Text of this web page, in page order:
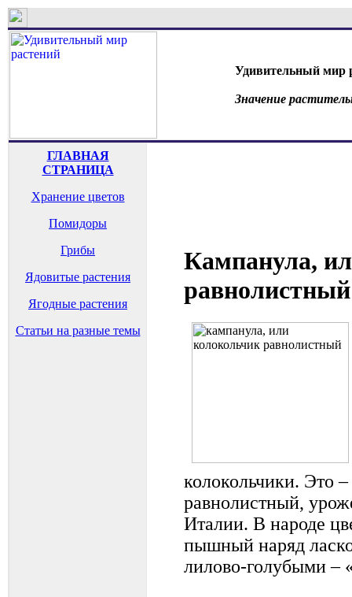
Удивительный мир
Значение
ГЛАВНАЯ
СТРАНИЦА
Хранение цветов
Помидоры
Грибы
Ядовитые растения
Ягодные растения
Статьи на разные темы
Кампанула,
равнолистный
колокольчики. Это
равнолистный,
Италии. В народе
пышный наряд
лилово-голубыми –